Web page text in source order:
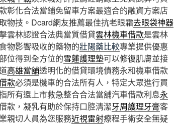
彰化合法當鋪免留車方案最適合的融資方案店
物技。Dcard網友推薦最佳抗老眼霜去眼袋神器
雲林認證合法典當質借貸雲林機車借款是雲林
物影響吸收的藥物的壯陽藥比較專業提供優惠
位得到全方位的雪蓮護理墊可以修復肌膚並接
高雄當舖透明化的借貸環境債務永和機車借款
款必須是機車的合法所有人，特定大眾進行買
所有還上市救急整合合法當舖汽車借款利息永
款，凝乳有助於保持口腔清潔牙周護理牙膏客
親切人員為您服務近視雷射療程手術安全無疑